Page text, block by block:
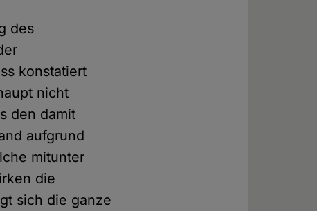
des
konstatiert
nicht
den damit
aufgrund
mitunter
die
sich die ganze